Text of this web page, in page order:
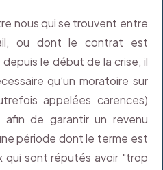
nous qui se trouvent entre
ou dont le contrat est
le début de la crise, il
qu’un moratoire sur
appelées carences)
de garantir un revenu
période dont le terme est
qui sont réputés avoir "trop